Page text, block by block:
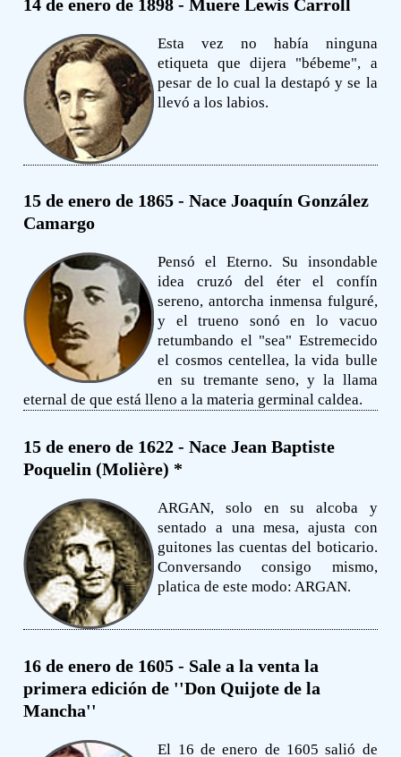
14 de enero de 1898 - Muere Lewis Carroll
Esta vez no había ninguna
etiqueta que dijera "bébeme", a
pesar de lo cual la destapó y se la
llevó a los labios.
15 de enero de 1865 - Nace Joaquín González
Camargo
Pensó el Eterno. Su insondable
idea cruzó del éter el confín
sereno, antorcha inmensa fulguré,
y el trueno sonó en lo vacuo
retumbando el "sea" Estremecido
el cosmos centellea, la vida bulle
en su tremante seno, y la llama
eternal de que está lleno a la materia germinal caldea.
15 de enero de 1622 - Nace Jean Baptiste
Poquelin (Molière) *
ARGAN, solo en su alcoba y
sentado a una mesa, ajusta con
guitones las cuentas del boticario.
Conversando consigo mismo,
platica de este modo: ARGAN.
16 de enero de 1605 - Sale a la venta la
primera edición de ''Don Quijote de la
Mancha''
El 16 de enero de 1605 salió de